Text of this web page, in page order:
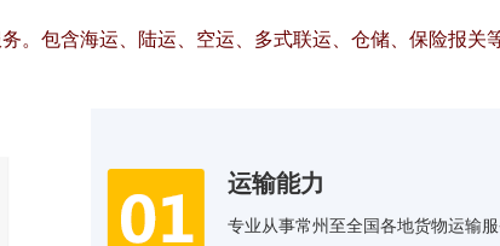
。包含海运、陆运、空运、多式联运、仓储、保险报关
运输能力
专业从事常州至全国各地货物运输